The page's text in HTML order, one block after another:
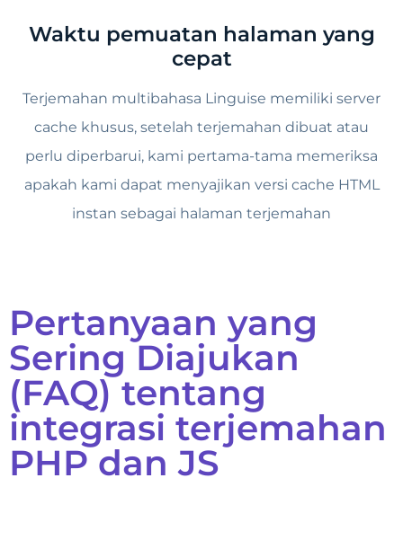
Waktu pemuatan halaman yang
cepat
Terjemahan multibahasa Linguise memiliki server
cache khusus, setelah terjemahan dibuat atau
perlu diperbarui, kami pertama-tama memeriksa
apakah kami dapat menyajikan versi cache HTML
instan sebagai halaman terjemahan
Pertanyaan yang
Sering Diajukan
(FAQ) tentang
integrasi terjemahan
PHP dan JS